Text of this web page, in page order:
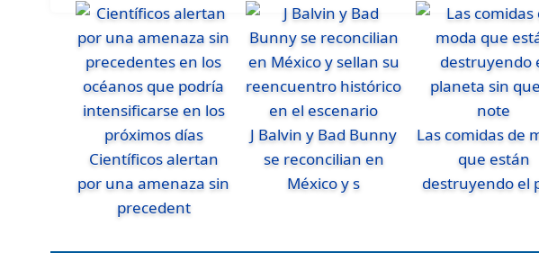
Científicos alertan
por una amenaza sin
precedent
J Balvin y Bad Bunny
se reconcilian en
México y s
Las comidas de
que están
destruyendo el